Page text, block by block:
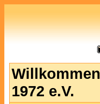
1972 e.V.